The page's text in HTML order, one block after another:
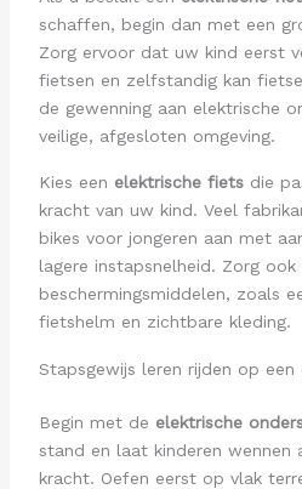
schaffen, begin dan met een
Zorg ervoor dat uw kind eerst
fietsen en zelfstandig kan
de gewenning aan elektrische
veilige, afgesloten omgeving.
Kies een elektrische fietsdie
kracht van uw kind. Veel
bikes voor jongeren aan met
lagere instapsnelheid. Zorg
beschermingsmiddelen, zoals
fietshelm en zichtbare kleding.
Stapsgewijs leren rijden op
Begin met de elektrische
stand en laat kinderen wennen
kracht. Oefen eerst op vlak